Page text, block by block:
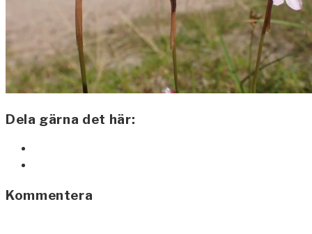
Dela gärna det här:
Kommentera